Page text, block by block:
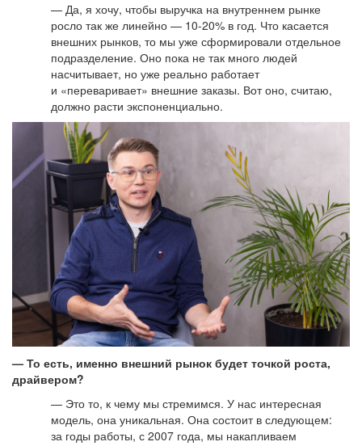
— Да, я хочу, чтобы выручка на внутреннем рынке
росло так же линейно — 10-20% в год. Что касается
внешних рынков, то мы уже сформировали отдельное
подразделение. Оно пока не так много людей
насчитывает, но уже реально работает
и «переваривает» внешние заказы. Вот оно, считаю,
должно расти экспоненциально.
— То есть, именно внешний рынок будет точкой роста,
драйвером?
— Это то, к чему мы стремимся. У нас интересная
модель, она уникальная. Она состоит в следующем:
за годы работы, с 2007 года, мы накапливаем